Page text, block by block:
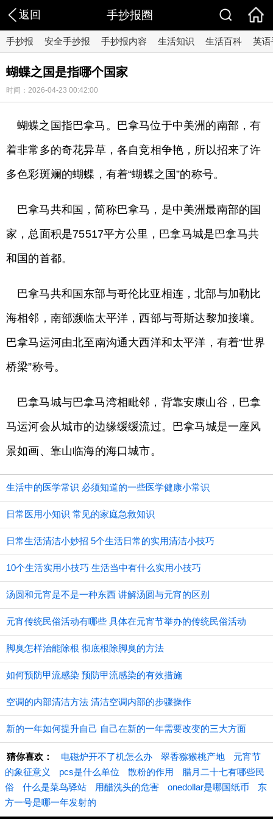
返回 手抄报圈
手抄报 安全手抄报 手抄报内容 生活知识 生活百科 英
蝴蝶之国是指哪个国家
时间：2026-04-23 00:42:00
蝴蝶之国指巴拿马。巴拿马位于中美洲的南部，有
着非常多的奇花异草，各自竞相争艳，所以招来了许
多色彩斑斓的蝴蝶，有着“蝴蝶之国”的称号。
巴拿马共和国，简称巴拿马，是中美洲最南部的国
家，总面积是75517平方公里，巴拿马城是巴拿马共
和国的首都。
巴拿马共和国东部与哥伦比亚相连，北部与加勒比
海相邻，南部濒临太平洋，西部与哥斯达黎加接壤。
巴拿马运河由北至南沟通大西洋和太平洋，有着“世界
桥梁”称号。
巴拿马城与巴拿马湾相毗邻，背靠安康山谷，巴拿
马运河会从城市的边缘缓缓流过。巴拿马城是一座风
景如画、靠山临海的海口城市。
生活中的医学常识 必须知道的一些医学健康小常识
日常医用小知识 常见的家庭急救知识
日常生活清洁小妙招 5个生活日常的实用清洁小技巧
10个生活实用小技巧 生活当中有什么实用小技巧
汤圆和元宵是不是一种东西 讲解汤圆与元宵的区别
元宵传统民俗活动有哪些 具体在元宵节举办的传统民俗活动
脚臭怎样治能除根 彻底根除脚臭的方法
如何预防甲流感染 预防甲流感染的有效措施
空调的内部清洁方法 清洁空调内部的步骤操作
新的一年如何提升自己 自己在新的一年需要改变的三大方面
猜你喜欢： 电磁炉开不了机怎么办 翠香猕猴桃产地
元宵节
的象征意义
pcs是什么单位 散粉的作用
腊月二十七有哪些民
俗
什么是菜鸟驿站 用醋洗头的危害 onedollar是哪国纸币
东
方一号是哪一年发射的